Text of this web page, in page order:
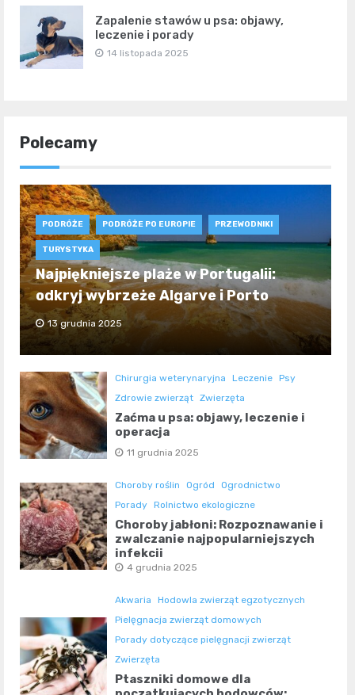
Zapalenie stawów u psa: objawy,
leczenie i porady
14 listopada 2025
Polecamy
PODRÓŻE PODRÓŻE PO EUROPIE PRZEWODNIKI
TURYSTYKA
Najpiękniejsze plaże w Portugalii:
odkryj wybrzeże Algarve i Porto
13 grudnia 2025
Chirurgia weterynaryjna Leczenie Psy
Zdrowie zwierząt Zwierzęta
Zaćma u psa: objawy, leczenie i
operacja
11 grudnia 2025
Choroby roślin Ogród
Ogrodnictwo
Porady Rolnictwo ekologiczne
Choroby jabłoni: Rozpoznawanie i
zwalczanie najpopularniejszych
infekcji
4 grudnia 2025
Akwaria
Hodowla zwierząt egzotycznych
Pielęgnacja zwierząt domowych
Porady dotyczące pielęgnacji zwierząt
Zwierzęta
Ptaszniki domowe dla